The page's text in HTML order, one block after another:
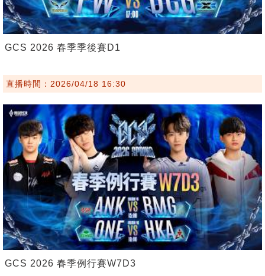
GCS 2026 春季季後賽D1
直播時間：2026/04/18 16:30
GCS 2026 春季例行賽W7D3